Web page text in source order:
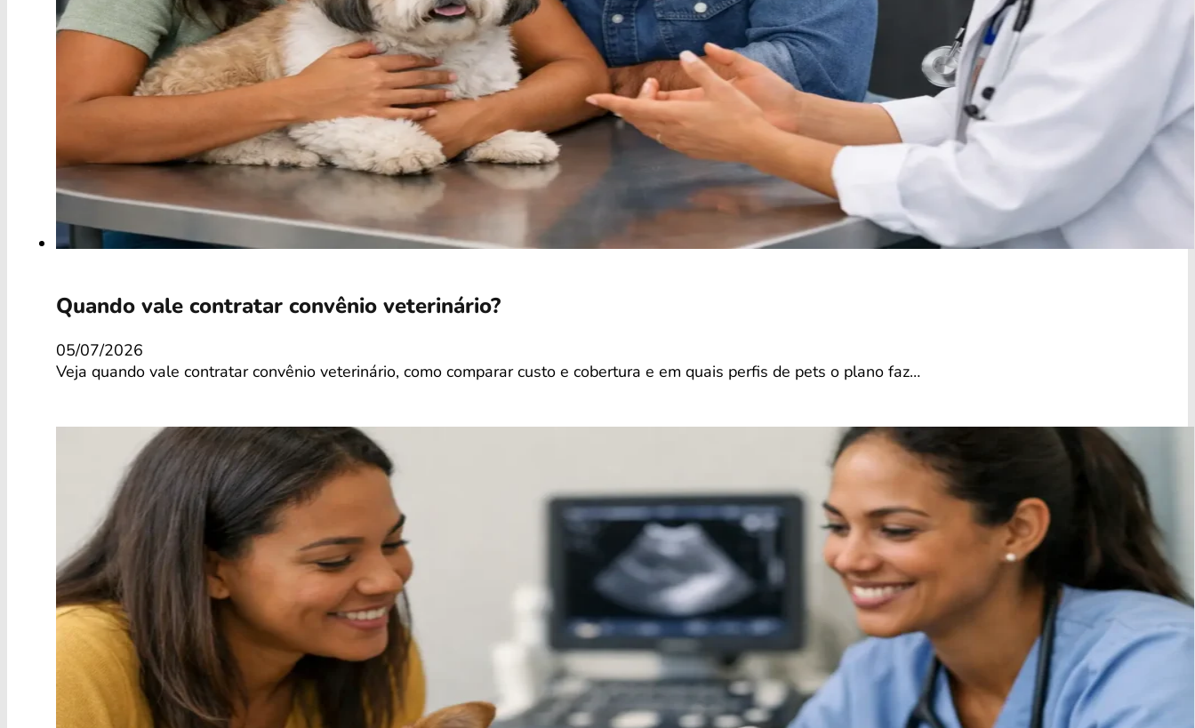
Quando vale contratar convênio veterinário?
05/07/2026
Veja quando vale contratar convênio veterinário, como comparar custo e cobertura e em quais perfis de pets o plano faz…